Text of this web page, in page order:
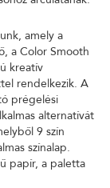
amely a
a Color Smooth
kreatív
rendelkezik. A
prégelési
alternatívát
9 szín
színalap.
papír, a paletta